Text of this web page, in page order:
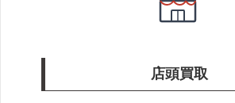
店頭買取